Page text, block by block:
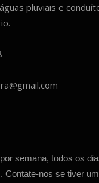
pluviais e
semana, todos os
Contate-nos se tiver